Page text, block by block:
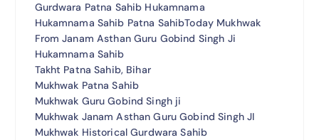
Gurdwara Patna Sahib Hukamnama
Hukamnama Sahib Patna SahibToday Mukhwak
From Janam Asthan Guru Gobind Singh Ji
Hukamnama Sahib
Takht Patna Sahib, Bihar
Mukhwak Patna Sahib
Mukhwak Guru Gobind Singh ji
Mukhwak Janam Asthan Guru Gobind Singh JI
Mukhwak Historical Gurdwara Sahib